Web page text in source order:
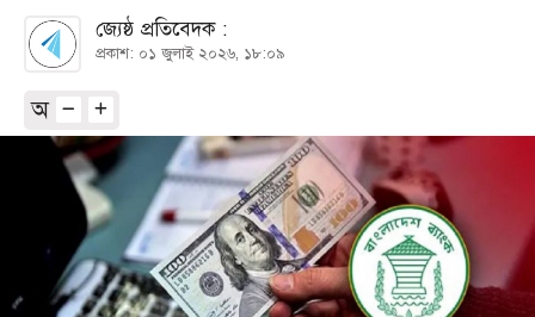
জ্যেষ্ঠ প্রতিবেদক :
প্রকাশ: ০১ জুলাই ২০২৬, ১৮:০৯
অ